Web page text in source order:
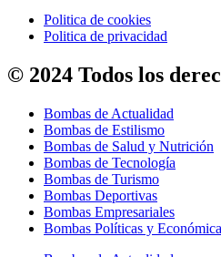
Politica de cookies
Politica de privacidad
© 2024 Todos los
Bombas de Actualidad
Bombas de Estilismo
Bombas de Salud y Nutrición
Bombas de Tecnología
Bombas de Turismo
Bombas Deportivas
Bombas Empresariales
Bombas Políticas y